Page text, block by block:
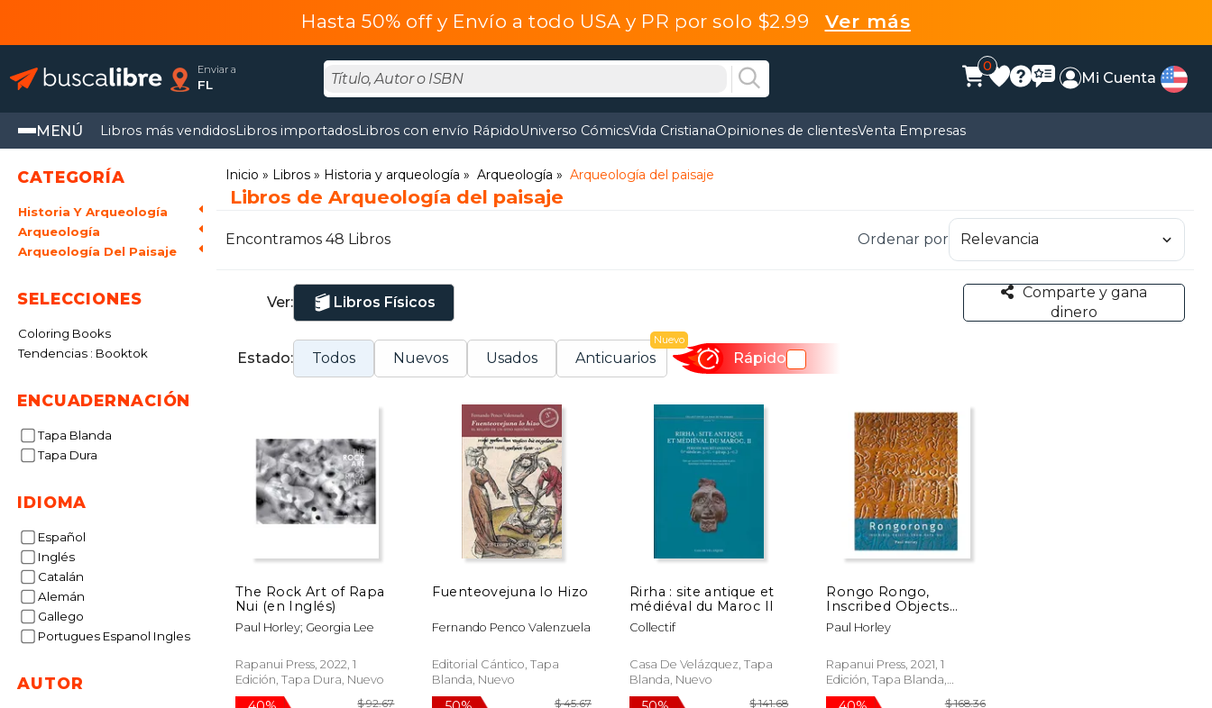
Hasta 50% off y Envío a todo USA y PR por solo $2.99 Ver más
Enviar a
FL
0
Mi Cuenta
MENÚ Libros más vendidosLibros importadosLibros con envío RápidoUniverso CómicsVida CristianaOpiniones de clientesVenta Empresas
CATEGORÍA
Historia Y Arqueología
Arqueología
Arqueología Del Paisaje
SELECCIONES
Coloring Books
Tendencias : Booktok
ENCUADERNACIÓN
Tapa Blanda
Tapa Dura
IDIOMA
Español
Inglés
Catalán
Alemán
Gallego
Portugues Espanol Ingles
AUTOR
Inicio Libros Historia y arqueología Arqueología Arqueología del paisaje
Libros de Arqueología del paisaje
Encontramos 48 Libros Ordenar por
Ver: Libros Físicos
Comparte y gana
dinero
Estado: Todos Nuevos Usados Anticuarios
Nuevo
Rápido
The Rock Art of Rapa
Nui (en Inglés)
Paul Horley; Georgia Lee
Rapanui Press, 2022, 1
Edición, Tapa Dura, Nuevo
Fuenteovejuna lo Hizo
Fernando Penco Valenzuela
Editorial Cántico, Tapa
Blanda, Nuevo
Rirha : site antique et
médiéval du Maroc II
Collectif
Casa De Velázquez, Tapa
Blanda, Nuevo
Rongo Rongo,
Inscribed Objects
from Rapa Nui (en
Inglés)
Paul Horley
Rapanui Press, 2021, 1
Edición, Tapa Blanda,
Nuevo